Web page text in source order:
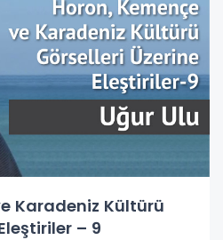
Karadeniz Kültürü
– 9